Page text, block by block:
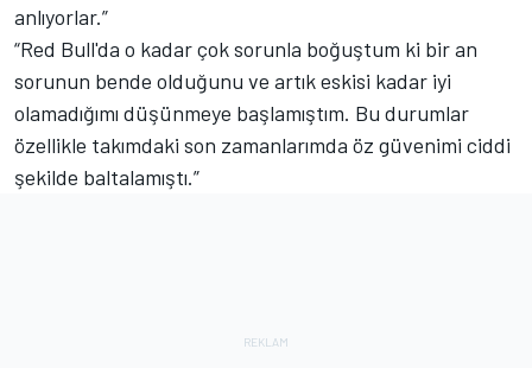
anlıyorlar.”
“Red Bull'da o kadar çok sorunla boğuştum ki bir an
sorunun bende olduğunu ve artık eskisi kadar iyi
olamadığımı düşünmeye başlamıştım. Bu durumlar
özellikle takımdaki son zamanlarımda öz güvenimi ciddi
şekilde baltalamıştı.”